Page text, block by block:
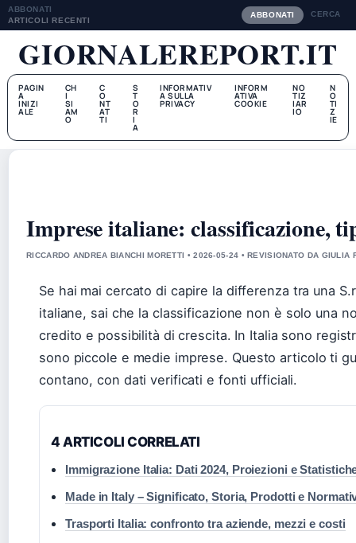
ABBONATI
ARTICOLI RECENTI
ABBONATI CERCA
GIORNALEREPORT.IT
PAGIN
A
INIZI
ALE
CH
I
SI
AM
O
C
O
NT
AT
TI
S
T
O
R
I
A
INFORMATIV
A SULLA
PRIVACY
INFORM
ATIVA
COOKIE
NO
TIZ
IAR
IO
N
O
TI
Z
IE
Imprese italiane: classificazione,
RICCARDO ANDREA BIANCHI MORETTI • 2026-05-24 • REVISIONATO DA GIULIA
Se hai mai cercato di capire la differenza tra una
italiane, sai che la classificazione non è solo una
credito e possibilità di crescita. In Italia sono
sono piccole e medie imprese. Questo articolo ti
contano, con dati verificati e fonti ufficiali.
4 ARTICOLI CORRELATI
Immigrazione Italia: Dati 2024, Proiezioni e
Made in Italy – Significato, Storia, Prodotti e
Trasporti Italia: confronto tra aziende, mezzi e costi